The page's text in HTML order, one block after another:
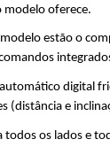
modelo oferece.
estão o
digital
(distância e
os lados e